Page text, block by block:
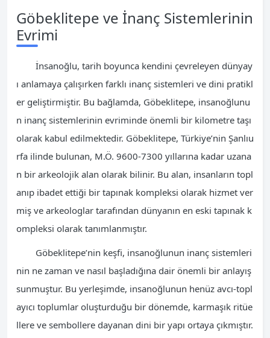
Göbeklitepe ve İnanç Sistemlerinin
Evrimi
İnsanoğlu, tarih boyunca kendini çevreleyen dünyay
ı anlamaya çalışırken farklı inanç sistemleri ve dini pratikl
er geliştirmiştir. Bu bağlamda, Göbeklitepe, insanoğlunu
n inanç sistemlerinin evriminde önemli bir kilometre taşı
olarak kabul edilmektedir. Göbeklitepe, Türkiye’nin Şanlıu
rfa ilinde bulunan, M.Ö. 9600-7300 yıllarına kadar uzana
n bir arkeolojik alan olarak bilinir. Bu alan, insanların topl
anıp ibadet ettiği bir tapınak kompleksi olarak hizmet ver
miş ve arkeologlar tarafından dünyanın en eski tapınak k
ompleksi olarak tanımlanmıştır.
Göbeklitepe’nin keşfi, insanoğlunun inanç sistemleri
nin ne zaman ve nasıl başladığına dair önemli bir anlayış
sunmuştur. Bu yerleşimde, insanoğlunun henüz avcı-topl
ayıcı toplumlar oluşturduğu bir dönemde, karmaşık ritüe
llere ve sembollere dayanan dini bir yapı ortaya çıkmıştır.